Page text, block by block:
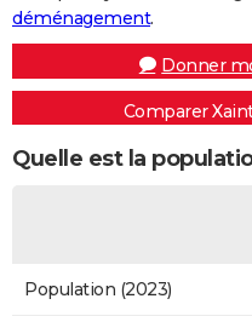
déménagement.
Donner
Comparer
Quelle est la
Population (2023)